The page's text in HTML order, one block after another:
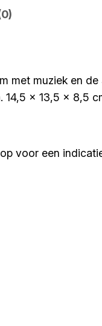
met muziek en
x 13,5 x 8,5
voor een